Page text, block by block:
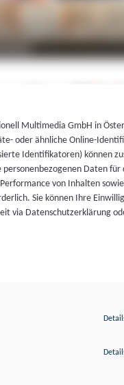
Multimedia GmbH in
oder ähnliche Online-
Identifikatoren) können
Daten für
von Inhalten sowie
Sie können Ihre
via Datenschutzerklärung